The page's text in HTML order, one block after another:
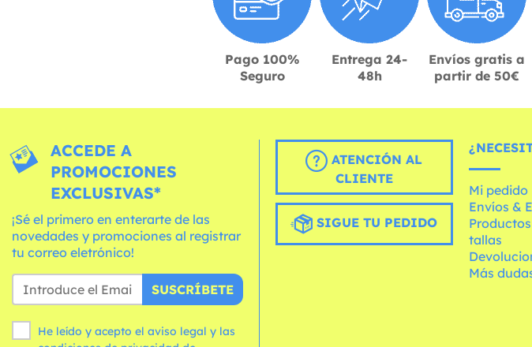
Pago 100%
Seguro
Entrega 24-
48h
Envíos gratis a
partir de 50€
ACCEDE A
PROMOCIONES
EXCLUSIVAS*
¡Sé el primero en enterarte de las
novedades y promociones al registrar
tu correo eletrónico!
SUSCRÍBETE
He leído y acepto el aviso legal y las
ATENCIÓN AL
CLIENTE
SIGUE TU PEDIDO
Mi pedido
Envíos &
tallas
Más